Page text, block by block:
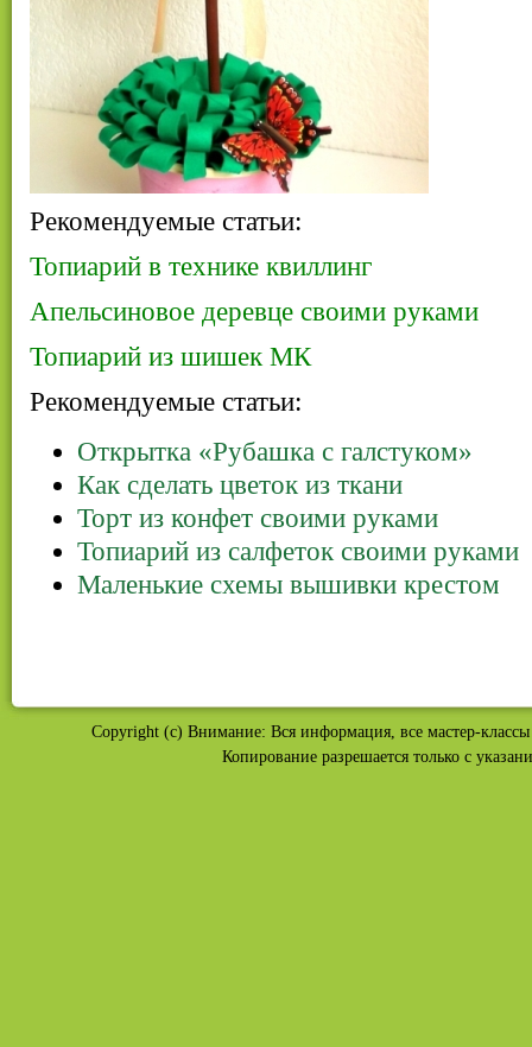
Рекомендуемые статьи:
Топиарий в технике квиллинг
Апельсиновое деревце своими руками
Топиарий из шишек МК
Рекомендуемые статьи:
Открытка «Рубашка с галстуком»
Как сделать цветок из ткани
Торт из конфет своими руками
Топиарий из салфеток своими руками
Маленькие схемы вышивки крестом
Copyright (c) Внимание: Вся информация, все мастер-
Копирование разрешается только с